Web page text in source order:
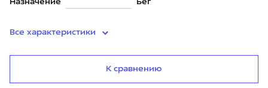
Назначение Бег
Все характеристики
К сравнению